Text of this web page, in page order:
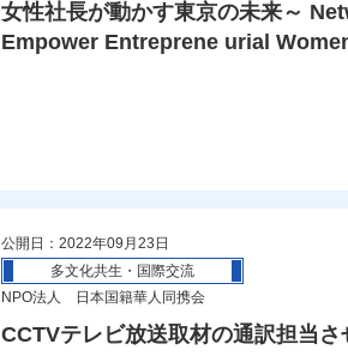
女性社長が動かす東京の未来～
Empower Entreprene urial
公開日：2022年09月23日
多文化共生・国際交流
NPO法人 日本国籍華人同携会
CCTVテレビ放送取材の通訳担当さ